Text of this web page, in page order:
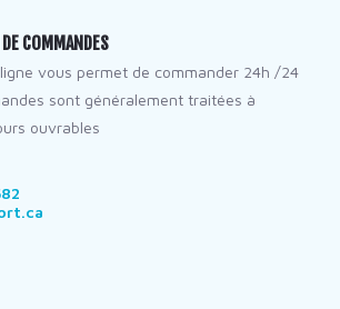
COMMANDES
vous permet de commander 24h /24
sont généralement traitées à
ouvrables